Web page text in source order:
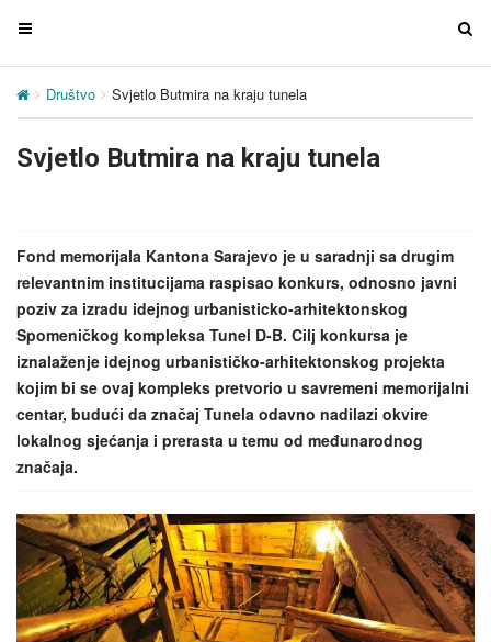
T
g
e
i
g
a
t
i
o
n
T
o
Društvo Svjetlo Butmira na kraju tunela
Svjetlo Butmira na kraju tunela
Fond memorijala Kantona Sarajevo je u saradnji sa drugim
relevantnim institucijama raspisao konkurs, odnosno javni
poziv za izradu idejnog urbanisticko-arhitektonskog
Spomeničkog kompleksa Tunel D-B. Cilj konkursa je
iznalaženje idejnog urbanističko-arhitektonskog projekta
kojim bi se ovaj kompleks pretvorio u savremeni memorijalni
centar, budući da značaj Tunela odavno nadilazi okvire
lokalnog sjećanja i prerasta u temu od međunarodnog
značaja.